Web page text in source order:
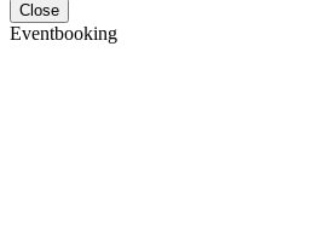
Close
Eventbooking